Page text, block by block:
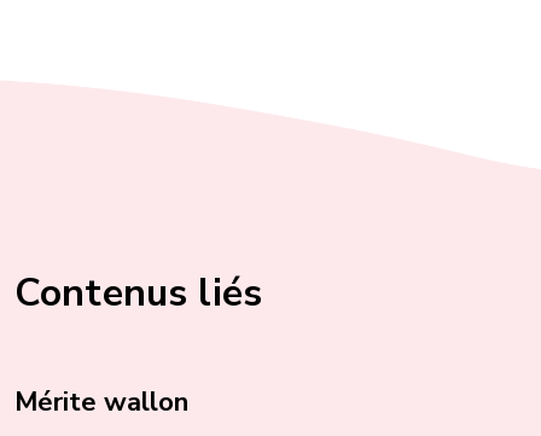
Contenus liés
Mérite wallon